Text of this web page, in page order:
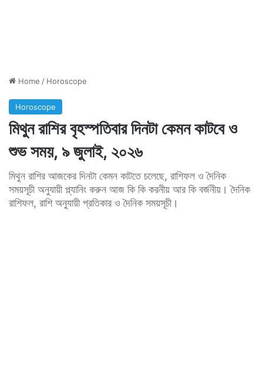
Home / Horoscope
Horoscope
মিথুন রাশির বৃহস্পতিবার দিনটা কেমন কাটবে ও
শুভ সময়, ৯ জুলাই, ২০২৬
মিথুন রাশির আজকের দিনটা কেমন কাটতে চলেছে, রাশিফল ও দৈনিক
সময়সূচী অনুযায়ী প্ল্যানিং করুন আজ কি কি করনীয় আর কি বর্জনীয়। দৈনিক
রাশিফল, রাশি অনুযায়ী প্রতিকার ও দৈনিক সময়সূচী।